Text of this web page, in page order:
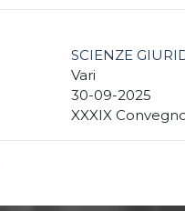
SCIENZE
Vari
30-09-2025
XXXIX